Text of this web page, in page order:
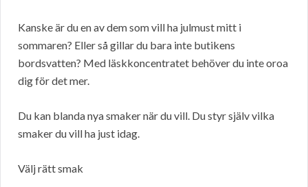
Kanske är du en av dem som vill ha julmust mitt i
sommaren? Eller så gillar du bara inte butikens
bordsvatten? Med läskkoncentratet behöver du inte oroa
dig för det mer.
Du kan blanda nya smaker när du vill. Du styr själv vilka
smaker du vill ha just idag.
Välj rätt smak